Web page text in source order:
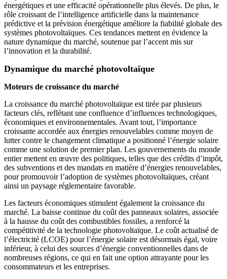
énergétiques et une efficacité opérationnelle plus élevés. De plus, le
rôle croissant de l’intelligence artificielle dans la maintenance
prédictive et la prévision énergétique améliore la fiabilité globale des
systèmes photovoltaïques. Ces tendances mettent en évidence la
nature dynamique du marché, soutenue par l’accent mis sur
l’innovation et la durabilité.
Dynamique du marché photovoltaïque
Moteurs de croissance du marché
La croissance du marché photovoltaïque est tirée par plusieurs
facteurs clés, reflétant une confluence d’influences technologiques,
économiques et environnementales. Avant tout, l’importance
croissante accordée aux énergies renouvelables comme moyen de
lutter contre le changement climatique a positionné l’énergie solaire
comme une solution de premier plan. Les gouvernements du monde
entier mettent en œuvre des politiques, telles que des crédits d’impôt,
des subventions et des mandats en matière d’énergies renouvelables,
pour promouvoir l’adoption de systèmes photovoltaïques, créant
ainsi un paysage réglementaire favorable.
Les facteurs économiques stimulent également la croissance du
marché. La baisse continue du coût des panneaux solaires, associée
à la hausse du coût des combustibles fossiles, a renforcé la
compétitivité de la technologie photovoltaïque. Le coût actualisé de
l’électricité (LCOE) pour l’énergie solaire est désormais égal, voire
inférieur, à celui des sources d’énergie conventionnelles dans de
nombreuses régions, ce qui en fait une option attrayante pour les
consommateurs et les entreprises.